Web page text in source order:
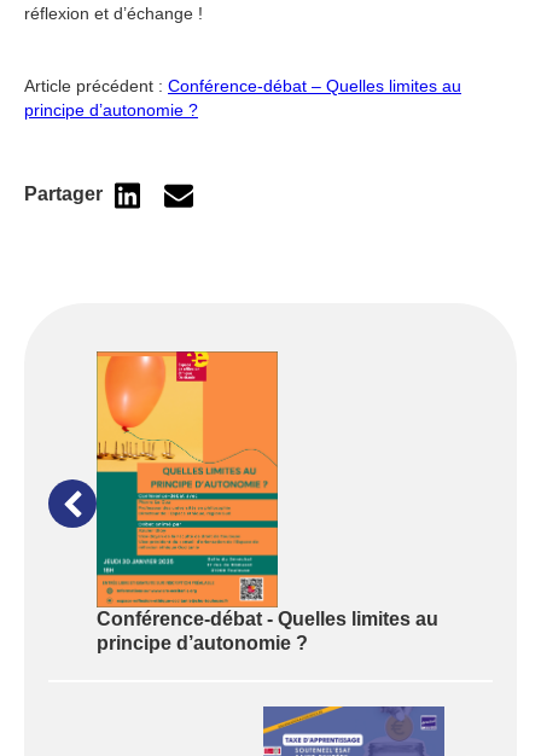
réflexion et d’échange !
Article précédent : Conférence-débat – Quelles limites au
principe d’autonomie ?
Partager
Conférence-débat - Quelles limites au
principe d’autonomie ?